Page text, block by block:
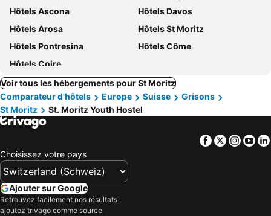
Hôtels Ascona
Hôtels Davos
Hôtels Arosa
Hôtels St Moritz
Hôtels Pontresina
Hôtels Côme
Hôtels Coire
Voir tous les hébergements pour St Moritz
Comparateur d'hôtels
Europe Suisse
Grisons
St Moritz
St. Moritz Youth Hostel
Facebook
Twitter
Choisissez votre pays
Ajouter sur Google
Retrouvez facilement nos résultats :
ajoutez trivago comme source